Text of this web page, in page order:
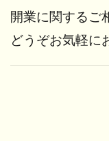
開業に関するご
どうぞお気軽に